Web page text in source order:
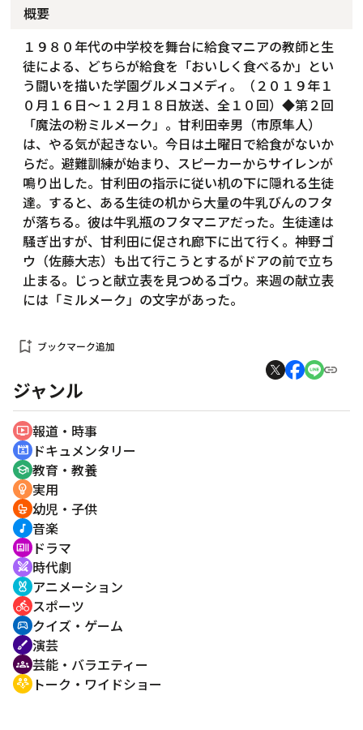
概要
１９８０年代の中学校を舞台に給食マニアの教師と生
徒による、どちらが給食を「おいしく食べるか」とい
う闘いを描いた学園グルメコメディ。（２０１９年１
０月１６日～１２月１８日放送、全１０回）◆第２回
「魔法の粉ミルメーク」。甘利田幸男（市原隼人）
は、やる気が起きない。今日は土曜日で給食がないか
らだ。避難訓練が始まり、スピーカーからサイレンが
鳴り出した。甘利田の指示に従い机の下に隠れる生徒
達。すると、ある生徒の机から大量の牛乳びんのフタ
が落ちる。彼は牛乳瓶のフタマニアだった。生徒達は
騒ぎ出すが、甘利田に促され廊下に出て行く。神野ゴ
ウ（佐藤大志）も出て行こうとするがドアの前で立ち
止まる。じっと献立表を見つめるゴウ。来週の献立表
には「ミルメーク」の文字があった。
bookmark_add ブックマーク追加
ジャンル
ondemand_video 報道・時事
cinematic_blur ドキュメンタリー
school 教育・教養
emoji_objects 実用
crib 幼児・子供
music_note 音楽
recent_actors ドラマ
swords 時代劇
cruelty_free アニメーション
directions_bike スポーツ
sports_esports クイズ・ゲーム
brush 演芸
groups 芸能・バラエティー
adaptive_audio_mic トーク・ワイドショー